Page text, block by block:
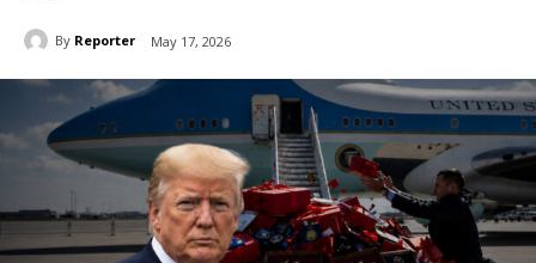
By Reporter May 17, 2026